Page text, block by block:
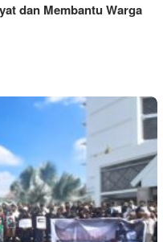
dan Membantu Warga